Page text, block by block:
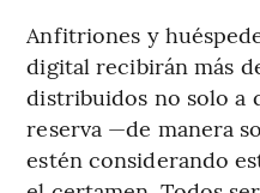
Anfitriones y
digital recibirán más
distribuidos no solo a
reserva —de manera
estén considerando